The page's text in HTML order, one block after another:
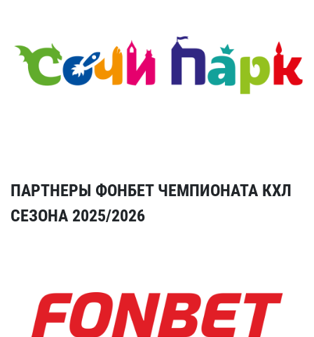
ПАРТНЕРЫ ФОНБЕТ ЧЕМПИОНАТА КХЛ
СЕЗОНА 2025/2026